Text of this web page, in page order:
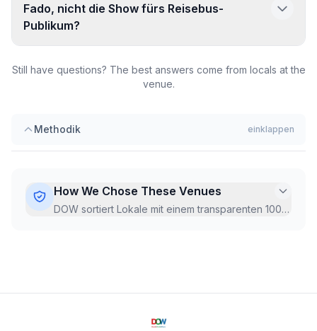
Floresta do Calhariz
Bar Loucos &
Sonhadores
Fado, nicht die Show fürs Reisebus-
Publikum?
Still have questions? The best answers come from locals at the
venue.
Methodik einklappen
How We Chose These Venues
DOW sortiert Lokale mit einem transparenten 100-